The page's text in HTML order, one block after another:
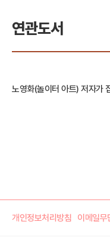
연관도서
노영화(놀이터 아트) 저자가
개인정보처리방침 이메일무